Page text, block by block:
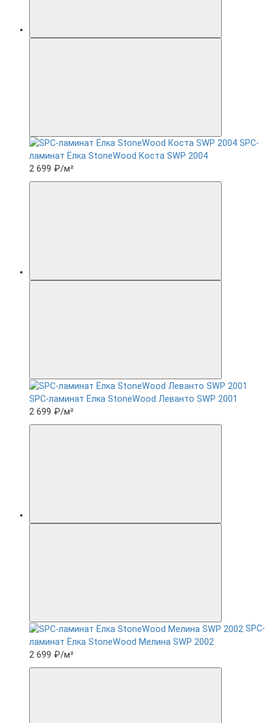
SPC-
ламинат Ëлка StoneWood Коста SWP 2004
2 699 ₽/м²
SPC-ламинат Ëлка StoneWood Леванто SWP 2001
2 699 ₽/м²
SPC-
ламинат Ëлка StoneWood Мелина SWP 2002
2 699 ₽/м²